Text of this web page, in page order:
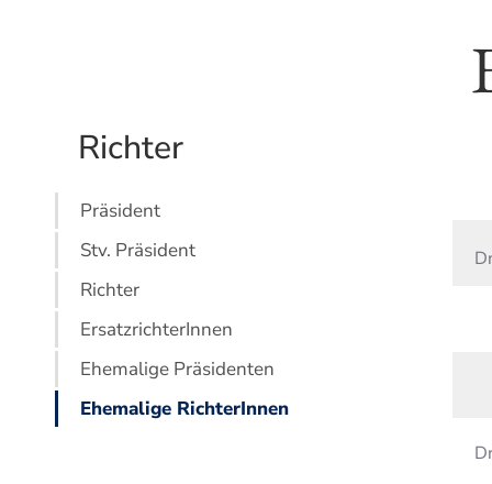
Richter
Präsident
Stv. Präsident
Richter
ErsatzrichterInnen
Ehemalige Präsidenten
Ehemalige RichterInnen